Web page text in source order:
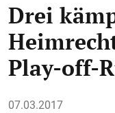
Drei
Play-off-
07.03.2017